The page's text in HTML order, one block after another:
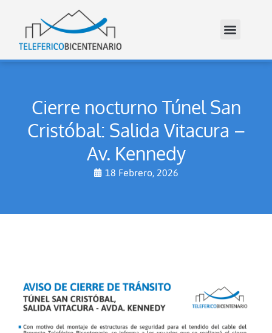
Cierre nocturno Túnel San
Cristóbal: Salida Vitacura –
Av. Kennedy
18 Febrero, 2026